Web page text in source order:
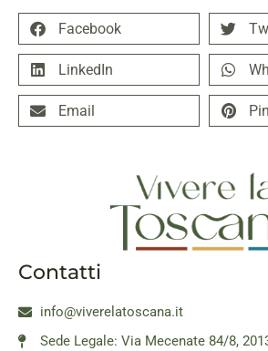
Facebook
LinkedIn
Email
Contatti
info@viverelatoscana.it
Sede Legale: Via Mecenate 84/8,